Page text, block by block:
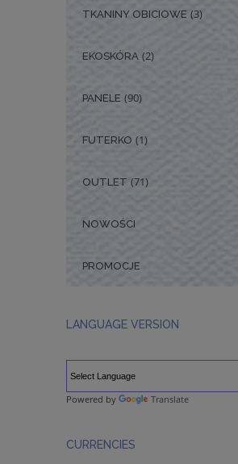
TKANINY OBICIOWE (3)
EKOSKÓRA (2)
PANELE (90)
FUTERKO (1)
OUTLET (71)
NOWOŚCI
PROMOCJE
LANGUAGE VERSION
Powered by Translate
CURRENCIES